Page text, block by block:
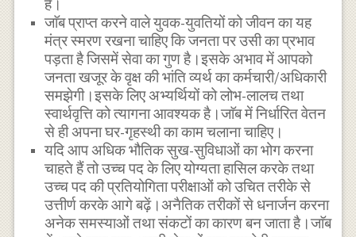
है।
जाॅब प्राप्त करने वाले युवक-युवतियों को जीवन का यह
मंत्र स्मरण रखना चाहिए कि जनता पर उसी का प्रभाव
पड़ता है जिसमें सेवा का गुण है।इसके अभाव में आपको
जनता खजूर के वृक्ष की भांति व्यर्थ का कर्मचारी/अधिकारी
समझेगी।इसके लिए अभ्यर्थियों को लोभ-लालच तथा
स्वार्थवृत्ति को त्यागना आवश्यक है।जाॅब में निर्धारित वेतन
से ही अपना घर-गृहस्थी का काम चलाना चाहिए।
यदि आप अधिक भौतिक सुख-सुविधाओं का भोग करना
चाहते हैं तो उच्च पद के लिए योग्यता हासिल करके तथा
उच्च पद की प्रतियोगिता परीक्षाओं को उचित तरीके से
उत्तीर्ण करके आगे बढ़ें।अनैतिक तरीकों से धनार्जन करना
अनेक समस्याओं तथा संकटों का कारण बन जाता है।जाॅब